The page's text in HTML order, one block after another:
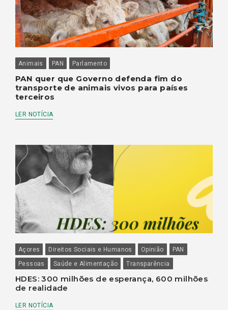
Animais PAN Parlamento
PAN quer que Governo defenda fim do
transporte de animais vivos para países
terceiros
LER NOTÍCIA
Açores Direitos Sociais e Humanos Opinião
PAN
Pessoas
Saúde e Alimentação Transparência
HDES: 300 milhões de esperança, 600 milhões
de realidade
LER NOTÍCIA